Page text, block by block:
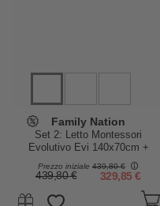
Family Nation
Set 2: Letto Montessori
Evolutivo Evi 140x70cm +
Prezzo iniziale 439,80 €
439,80 € 329,85 €